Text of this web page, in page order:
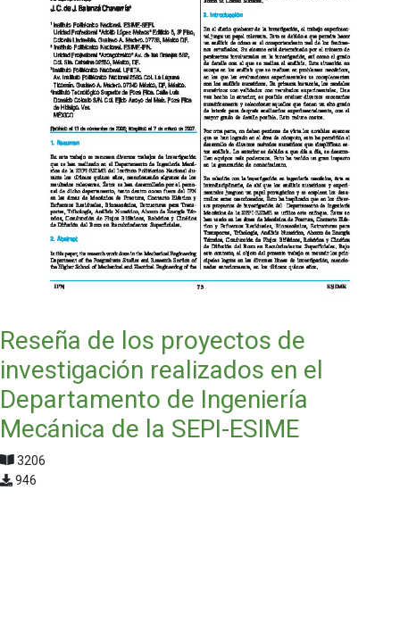
Reseña de los proyectos de
investigación realizados en el
Departamento de Ingeniería
Mecánica de la SEPI-ESIME
3206
946